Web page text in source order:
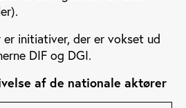
initiativer, der er vokset ud
DIF og DGI.
af de nationale aktører